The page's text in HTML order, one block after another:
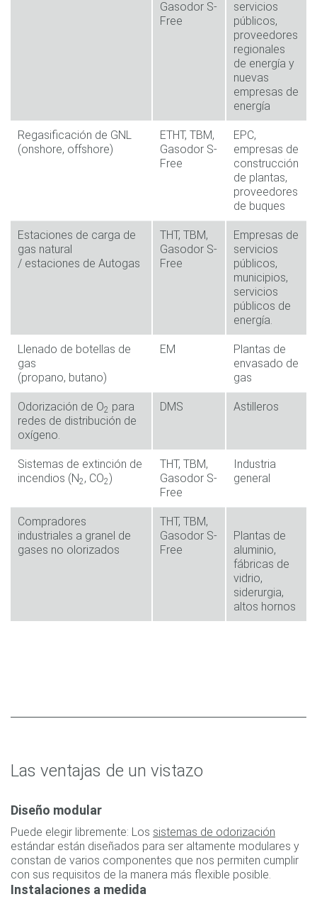
Gasodor S-
Free
servicios
públicos,
proveedores
regionales
de energía y
nuevas
empresas de
energía
Regasificación de GNL
(onshore, offshore)
ETHT, TBM,
Gasodor S-
Free
EPC,
empresas de
construcción
de plantas,
proveedores
de buques
Estaciones de carga de
gas natural
/ estaciones de Autogas
THT, TBM,
Gasodor S-
Free
Empresas de
servicios
públicos,
municipios,
servicios
públicos de
energía.
Llenado de botellas de
gas
(propano, butano)
EM
Plantas de
envasado de
gas
Odorización de O2 para
redes de distribución de
oxígeno.
DMS Astilleros
Sistemas de extinción de
incendios (N2, CO2)
THT, TBM,
Gasodor S-
Free
Industria
general
Compradores
industriales a granel de
gases no olorizados
THT, TBM,
Gasodor S-
Free
Plantas de
aluminio,
fábricas de
vidrio,
siderurgia,
altos hornos
Las ventajas de un vistazo
Diseño modular
Puede elegir libremente: Los sistemas de odorización
estándar están diseñados para ser altamente modulares y
constan de varios componentes que nos permiten cumplir
con sus requisitos de la manera más flexible posible.
Instalaciones a medida